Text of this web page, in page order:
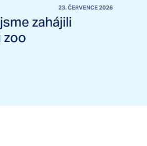
23. ČERVENCE 2026
zahájili
zoo